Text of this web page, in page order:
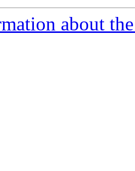
about